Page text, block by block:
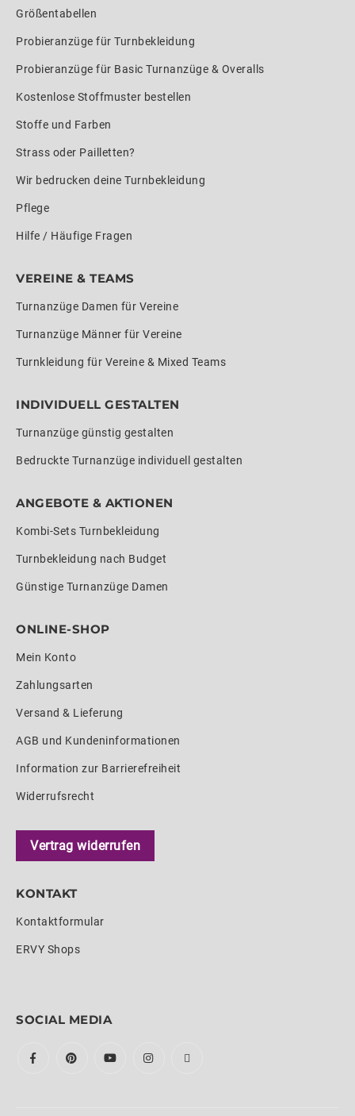
Größentabellen
Probieranzüge für Turnbekleidung
Probieranzüge für Basic Turnanzüge & Overalls
Kostenlose Stoffmuster bestellen
Stoffe und Farben
Strass oder Pailletten?
Wir bedrucken deine Turnbekleidung
Pflege
Hilfe / Häufige Fragen
VEREINE & TEAMS
Turnanzüge Damen für Vereine
Turnanzüge Männer für Vereine
Turnkleidung für Vereine & Mixed Teams
INDIVIDUELL GESTALTEN
Turnanzüge günstig gestalten
Bedruckte Turnanzüge individuell gestalten
ANGEBOTE & AKTIONEN
Kombi-Sets Turnbekleidung
Turnbekleidung nach Budget
Günstige Turnanzüge Damen
ONLINE-SHOP
Mein Konto
Zahlungsarten
Versand & Lieferung
AGB und Kundeninformationen
Information zur Barrierefreiheit
Widerrufsrecht
Vertrag widerrufen
KONTAKT
Kontaktformular
ERVY Shops
SOCIAL MEDIA